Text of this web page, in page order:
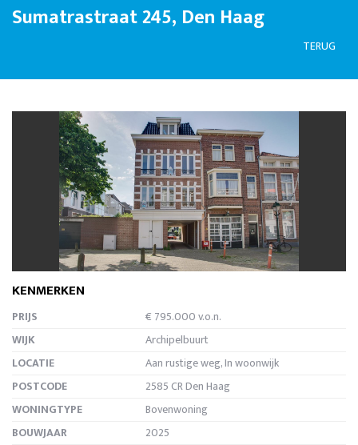
Sumatrastraat 245, Den Haag
TERUG
vorige
KENMERKEN
PRIJS
€ 795.000 v.o.n.
WIJK
Archipelbuurt
LOCATIE
Aan rustige weg, In woonwijk
POSTCODE
2585 CR Den Haag
WONINGTYPE
Bovenwoning
BOUWJAAR
2025